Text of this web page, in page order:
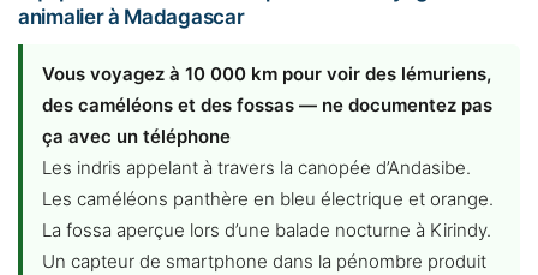
animalier à Madagascar
Vous voyagez à 10 000 km pour voir des lémuriens,
des caméléons et des fossas — ne documentez pas
ça avec un téléphone
Les indris appelant à travers la canopée d’Andasibe.
Les caméléons panthère en bleu électrique et orange.
La fossa aperçue lors d’une balade nocturne à Kirindy.
Un capteur de smartphone dans la pénombre produit